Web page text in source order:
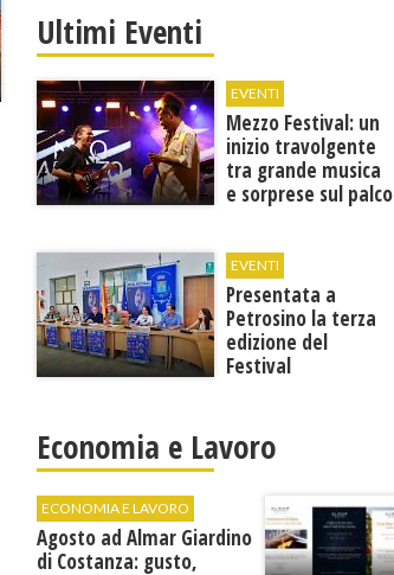
Ultimi Eventi
EVENTI
Mezzo Festival: un
inizio travolgente
tra grande musica
e sorprese sul palco
EVENTI
Presentata a
Petrosino la terza
edizione del
Festival
"Voci dal
Mediterraneo"
Economia e Lavoro
ECONOMIA E LAVORO
Agosto ad Almar Giardino
di Costanza: gusto,